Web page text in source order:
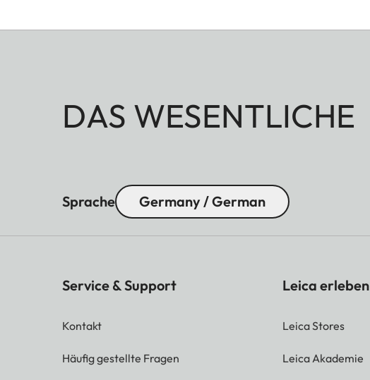
DAS WESENTLICHE
Sprache Germany / German
Service & Support
Kontakt
Häufig gestellte Fragen
Leica erleben
Leica Stores
Leica Akademie